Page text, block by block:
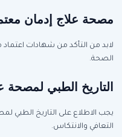
مصحة علاج إدمان
لابد من التأكد من شهادات
الصحة.
التاريخ الطبي لمصحة
يجب الاطلاع على التاريخ الطبي
التعافي والانتكاس.